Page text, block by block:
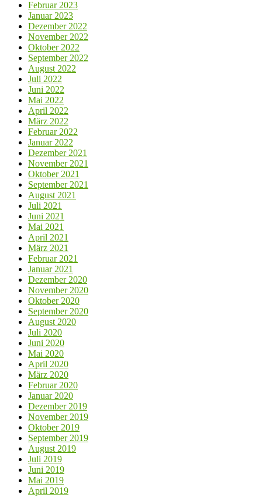
Februar 2023
Januar 2023
Dezember 2022
November 2022
Oktober 2022
September 2022
August 2022
Juli 2022
Juni 2022
Mai 2022
April 2022
März 2022
Februar 2022
Januar 2022
Dezember 2021
November 2021
Oktober 2021
September 2021
August 2021
Juli 2021
Juni 2021
Mai 2021
April 2021
März 2021
Februar 2021
Januar 2021
Dezember 2020
November 2020
Oktober 2020
September 2020
August 2020
Juli 2020
Juni 2020
Mai 2020
April 2020
März 2020
Februar 2020
Januar 2020
Dezember 2019
November 2019
Oktober 2019
September 2019
August 2019
Juli 2019
Juni 2019
Mai 2019
April 2019